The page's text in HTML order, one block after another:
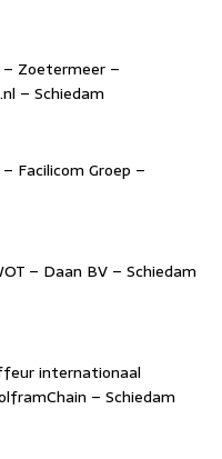
Zoetermeer –
– Schiedam
Facilicom Groep –
– Daan BV – Schiedam
internationaal
– Schiedam